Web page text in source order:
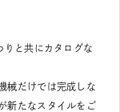
と共にカタログな
械だけでは完成しな
新たなスタイルをご